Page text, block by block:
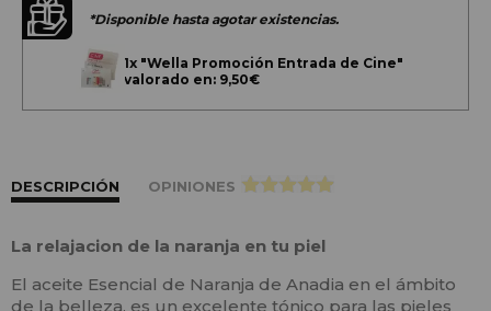
*Disponible hasta agotar existencias.
1x "Wella Promoción Entrada de Cine"
valorado en: 9,50€
DESCRIPCIÓN OPINIONES >
La relajacion de la naranja en tu piel
El aceite Esencial de Naranja de Anadia en el ámbito
de la belleza, es un excelente tónico para las pieles